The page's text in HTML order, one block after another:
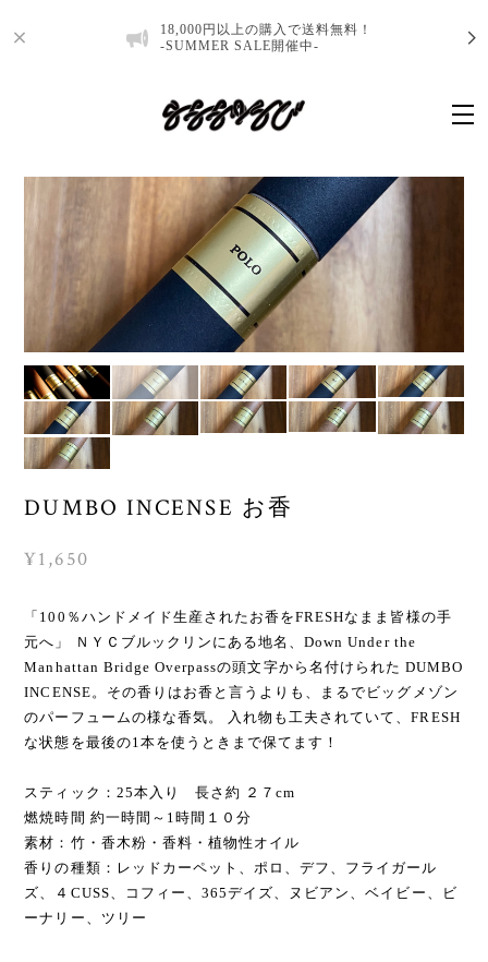
18,000円以上の購入で送料無料！
-SUMMER SALE開催中-
DUMBO INCENSE お香
¥1,650
「100％ハンドメイド生産されたお香をFRESHなまま皆様の手
元へ」 ＮＹＣブルックリンにある地名、Down Under the
Manhattan Bridge Overpassの頭文字から名付けられた DUMBO
INCENSE。その香りはお香と言うよりも、まるでビッグメゾン
のパーフュームの様な香気。 入れ物も工夫されていて、FRESH
な状態を最後の1本を使うときまで保てます！
スティック：25本入り 長さ約 ２７cm
燃焼時間 約一時間～1時間１０分
素材：竹・香木粉・香料・植物性オイル
香りの種類：レッドカーペット、ポロ、デフ、フライガール
ズ、４CUSS、コフィー、365デイズ、ヌビアン、ベイビー、ビ
ーナリー、ツリー